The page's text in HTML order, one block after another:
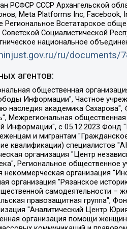
РСФСР СССР Архангельской
Meta Platforms Inc,
Региональное Всетатарское
Социалистической
национальное
ru/documents/
агентов:
общество "МЕМОРИАЛ", Городская общественная организация "Рязанское историко-просветительское и правозащитное общество "Мемориал" (Рязанский Мемориал), Челябинский региональный орган общественной самодеятельности – женское общественное объединение "Женщины Евразии", Челябинский региональный орган общественной самодеятельности "Уральская правозащитная группа", Фонд содействия защите здоровья и социальной справедливости имени Андрея Рылькова, Автономная Некоммерческая Организация "Аналитический Центр Юрия Левады", Автономная некоммерческая организация социальной поддержки населения "Проект Апрель", Региональная общественная организация помощи женщинам и детям, находящимся в кризисной ситуации "Информационно-методический центр "Анна", Фонд содействия развитию массовых коммуникаций и правовому просвещению "Так-так-Так", Фонд содействия устойчивому развитию "Серебряная тайга", Свердловский региональный общественный фонд социальных проектов "Новое время", "Idel.Реалии", Кавказ.Реалии, Крым.Реалии, Телеканал Настоящее Время, Татаро-башкирская служба Радио Свобода (Azatliq Radiosi), Радио Свободная Европа/Радио Свобода (PCE/PC), "Сибирь.Реалии", "Фактограф", Благотворительный фонд помощи осужденным и их семьям, Автономная некоммерческая организация "Институт глобализации и социальных движений", Фонд "В защиту прав заключенных", Частное учреждение "Центр поддержки и содействия развитию средств массовой информации", Пензенский региональный общественный благотворительный фонд "Гражданский союз", "Север.Реалии", Некоммерческая организация Фонд "Правовая инициатива", Общество с ограниченной ответственностью "Радио Свободная Европа/Радио Свобода", Чешское информационное агентство "MEDIUM-ORIENT", Красноярская региональная общественная организация "Мы против СПИДа", Камалягин Денис Николаевич, Маркелов Сергей Евгеньевич, Пономарев Лев Александрович, Савицкая Людмила Алексеевна, Автономная некоммерческая организация "Центр по работе с проблемой